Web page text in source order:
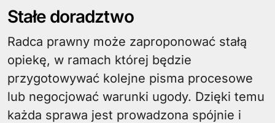
Stałe doradztwo
Radca prawny może zaproponować stałą
opiekę, w ramach której będzie
przygotowywać kolejne pisma procesowe
lub negocjować warunki ugody. Dzięki temu
każda sprawa jest prowadzona spójnie i